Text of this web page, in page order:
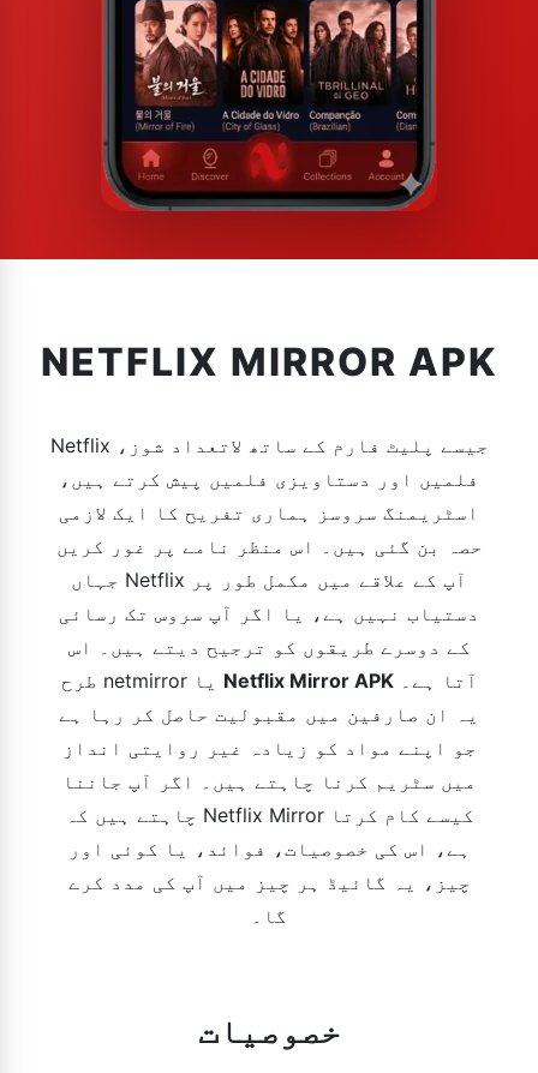
NETFLIX MIRROR APK
Netflix جیسے پلیٹ فارم کے ساتھ لاتعداد شوز،
فلمیں اور دستاویزی فلمیں پیش کرتے ہیں،
اسٹریمنگ سروسز ہماری تفریح ​​کا ایک لازمی
حصہ بن گئی ہیں۔ اس منظر نامے پر غور کریں
جہاں Netflix آپ کے علاقے میں مکمل طور پر
دستیاب نہیں ہے، یا اگر آپ سروس تک رسائی
کے دوسرے طریقوں کو ترجیح دیتے ہیں۔ اس
Netflix Mirror APKآتا ہے۔
یہ ان صارفین میں مقبولیت حاصل کر رہا ہے
جو اپنے مواد کو زیادہ غیر روایتی انداز
میں سٹریم کرنا چاہتے ہیں۔ اگر آپ جاننا
چاہتے ہیں کہ Netflix Mirror کیسے کام کرتا
ہے، اس کی خصوصیات، فوائد، یا کوئی اور
چیز، یہ گائیڈ ہر چیز میں آپ کی مدد کرے
گا۔
خصوصیات